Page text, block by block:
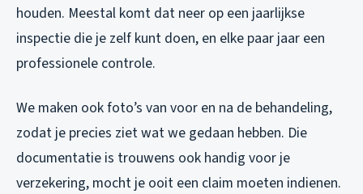
houden. Meestal komt dat neer op een jaarlijkse
inspectie die je zelf kunt doen, en elke paar jaar een
professionele controle.
We maken ook foto’s van voor en na de behandeling,
zodat je precies ziet wat we gedaan hebben. Die
documentatie is trouwens ook handig voor je
verzekering, mocht je ooit een claim moeten indienen.